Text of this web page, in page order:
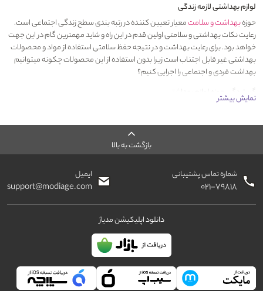
لوازم بهداشتی لازمه زندگی
حوزهبهداشت و سلامتمعیار تعیین کننده در رتبه بندی سطح زندگی اجتماعی است.
رعایت نکات بهداشتی و سلامتی اولین قدم در این راه و شاید مهمترین گام در این جهت
خواهد بود. برای رعایت بهداشت و در نتیجه حفظ سلامتی استفاده از مواد و محصولات
بهداشتی غیر قابل اجتناب است زیرا بدون استفاده از این محصولات چکونه میتوانیم
بهداشت فردی و اجتماعی را اجرایی کنیم؟
گستردگی حوزه لوازم بهداشتی
لوازم بهداشتی شخصی
هر فرد فارغ از جنسیت، نژاد و سن دارای روتین روزانه نسبتا مشابه در رعایت بهداشت
فردی است. به عنوان مثال تمامی افراد روزانه دندان های خود را مسواک میزنند یا دست
و صورت خود را
با انواع مواد شوینده مانند صابون‌های جامد و یا مایع شستشو میدهند. البته
محصولات بهداشتی تخصصی زنان و مردان نیز وجود دارند که هر یک نیاز انسانها را بنا بر
جنسیت و ویژگی های بدنی آنها تامین می‌نمایند.
دسته بندی محصولات لوازم بهداشتی
بهداشت عمومی
بهداشت دهان و دندان
نمایش بیشتر
بازگشت به بالا
شماره تماس پشتیبانی
۰۲۱-۷۹۸۱۸
ایمیل
support@modiage.com
دانلود اپلیکیشن مدیاژ